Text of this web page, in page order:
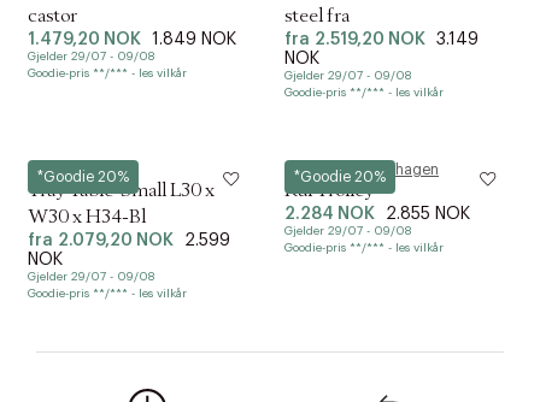
castor
1.479,20 NOK 1.849 NOK
Gjelder 29/07 - 09/08
Goodie-pris **/*** - les vilkår
steel fra
fra 2.519,20 NOK
3.149
NOK
Gjelder 29/07 - 09/08
Goodie-pris **/*** - les vilkår
*Goodie 20%
Hay
Tray Table-Small L30 x
W30 x H34-Bl
fra 2.079,20 NOK
2.599
NOK
Gjelder 29/07 - 09/08
Goodie-pris **/*** - les vilkår
*Goodie 20%
Normann Copenhagen
Rul Trolley
2.284 NOK 2.855 NOK
Gjelder 29/07 - 09/08
Goodie-pris **/*** - les vilkår